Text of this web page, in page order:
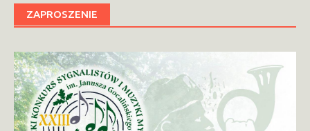
ZAPROSZENIE